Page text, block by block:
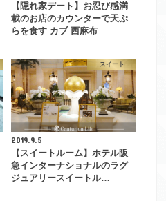
【隠れ家デート】お忍び感満
載のお店のカウンターで天ぷ
らを食す カブ 西麻布
スイート
2019.9.5
【スイートルーム】ホテル阪
急インターナショナルのラグ
ジュアリースイートル…